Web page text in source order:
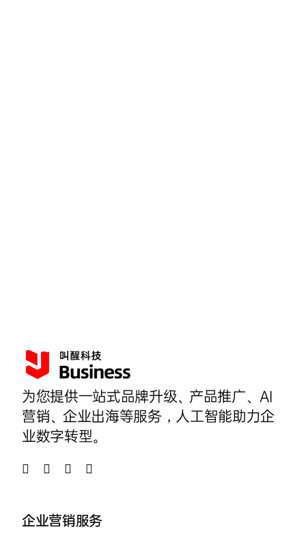
为您提供一站式品牌升级、产品推广、AI
营销、企业出海等服务，人工智能助力企
业数字转型。
企业营销服务